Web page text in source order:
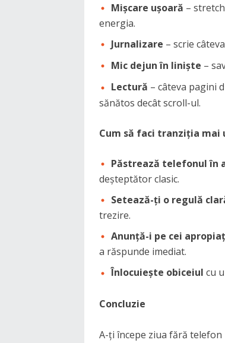
Mișcare ușoară –
energia.
Jurnalizare – scrie
Mic dejun în liniște –
Lectură – câteva pagini
sănătos decât scroll-ul.
Cum să faci tranziția mai
Păstrează telefonul în
deșteptător clasic.
Setează-ți o regulă
trezire.
Anunță-i pe cei
a răspunde imediat.
Înlocuiește obiceiul cu
Concluzie
A-ți începe ziua fără